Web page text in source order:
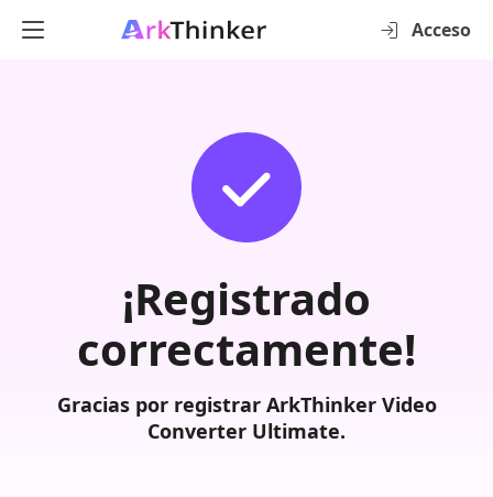
Acceso
¡Registrado
correctamente!
Gracias por registrar ArkThinker Video
Converter Ultimate.